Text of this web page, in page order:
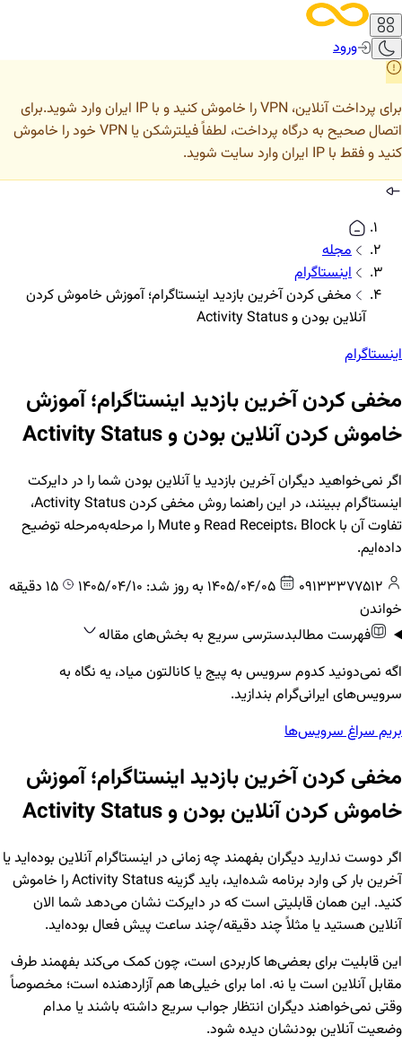
ورود
برای پرداخت آنلاین، VPN را خاموش کنید و با IP ایران وارد شوید.
برای
اتصال صحیح به درگاه پرداخت، لطفاً فیلترشکن یا VPN خود را خاموش
کنید و فقط با IP ایران وارد سایت شوید.
مجله
اینستاگرام
مخفی کردن آخرین بازدید اینستاگرام؛ آموزش خاموش کردن
آنلاین بودن و Activity Status
اینستاگرام
مخفی کردن آخرین بازدید اینستاگرام؛ آموزش
خاموش کردن آنلاین بودن و Activity Status
اگر نمی‌خواهید دیگران آخرین بازدید یا آنلاین بودن شما را در دایرکت
اینستاگرام ببینند، در این راهنما روش مخفی کردن Activity Status،
تفاوت آن با Read Receipts، Block و Mute را مرحله‌به‌مرحله توضیح
داده‌ایم.
به روز شد: 1405/04/10
15 دقیقه
خواندن
فهرست مطالبدسترسی سریع به بخش‌های مقاله
اگه نمی‌دونید کدوم سرویس به پیج یا کانالتون میاد، یه نگاه به
سرویس‌های ایرانی‌گرام بندازید.
بریم سراغ سرویس‌ها
مخفی کردن آخرین بازدید اینستاگرام؛ آموزش
خاموش کردن آنلاین بودن و Activity Status
اگر دوست ندارید دیگران بفهمند چه زمانی در اینستاگرام آنلاین بوده‌اید یا
آخرین بار کی وارد برنامه شده‌اید، باید گزینه Activity Status را خاموش
کنید. این همان قابلیتی است که در دایرکت نشان می‌دهد شما الان
آنلاین هستید یا مثلاً چند دقیقه/چند ساعت پیش فعال بوده‌اید.
این قابلیت برای بعضی‌ها کاربردی است، چون کمک می‌کند بفهمند طرف
مقابل آنلاین است یا نه. اما برای خیلی‌ها هم آزاردهنده است؛ مخصوصاً
وقتی نمی‌خواهند دیگران انتظار جواب سریع داشته باشند یا مدام
وضعیت آنلاین بودنشان دیده شود.